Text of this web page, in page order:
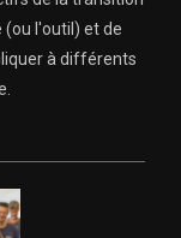
(ou l'outil) et de
à différents